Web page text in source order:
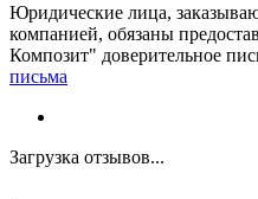
Юридические лица,
компанией, обязаны
Композит" доверительное
письма
Загрузка отзывов...